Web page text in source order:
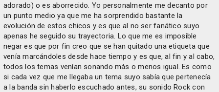
adorado) o es aborrecido. Yo personalmente me decanto por
un punto medio ya que me ha sorprendido bastante la
evolución de estos chicos y es que al no ser fanático suyo
apenas he seguido su trayectoria. Lo que me es imposible
negar es que por fin creo que se han quitado una etiqueta que
venía marcándoles desde hace tiempo y es que, al fin y al cabo,
todos los temas venían sonando más o menos igual. Es como
si cada vez que me llegaba un tema suyo sabía que pertenecía
a la banda sin haberlo escuchado antes, su sonido Rock con